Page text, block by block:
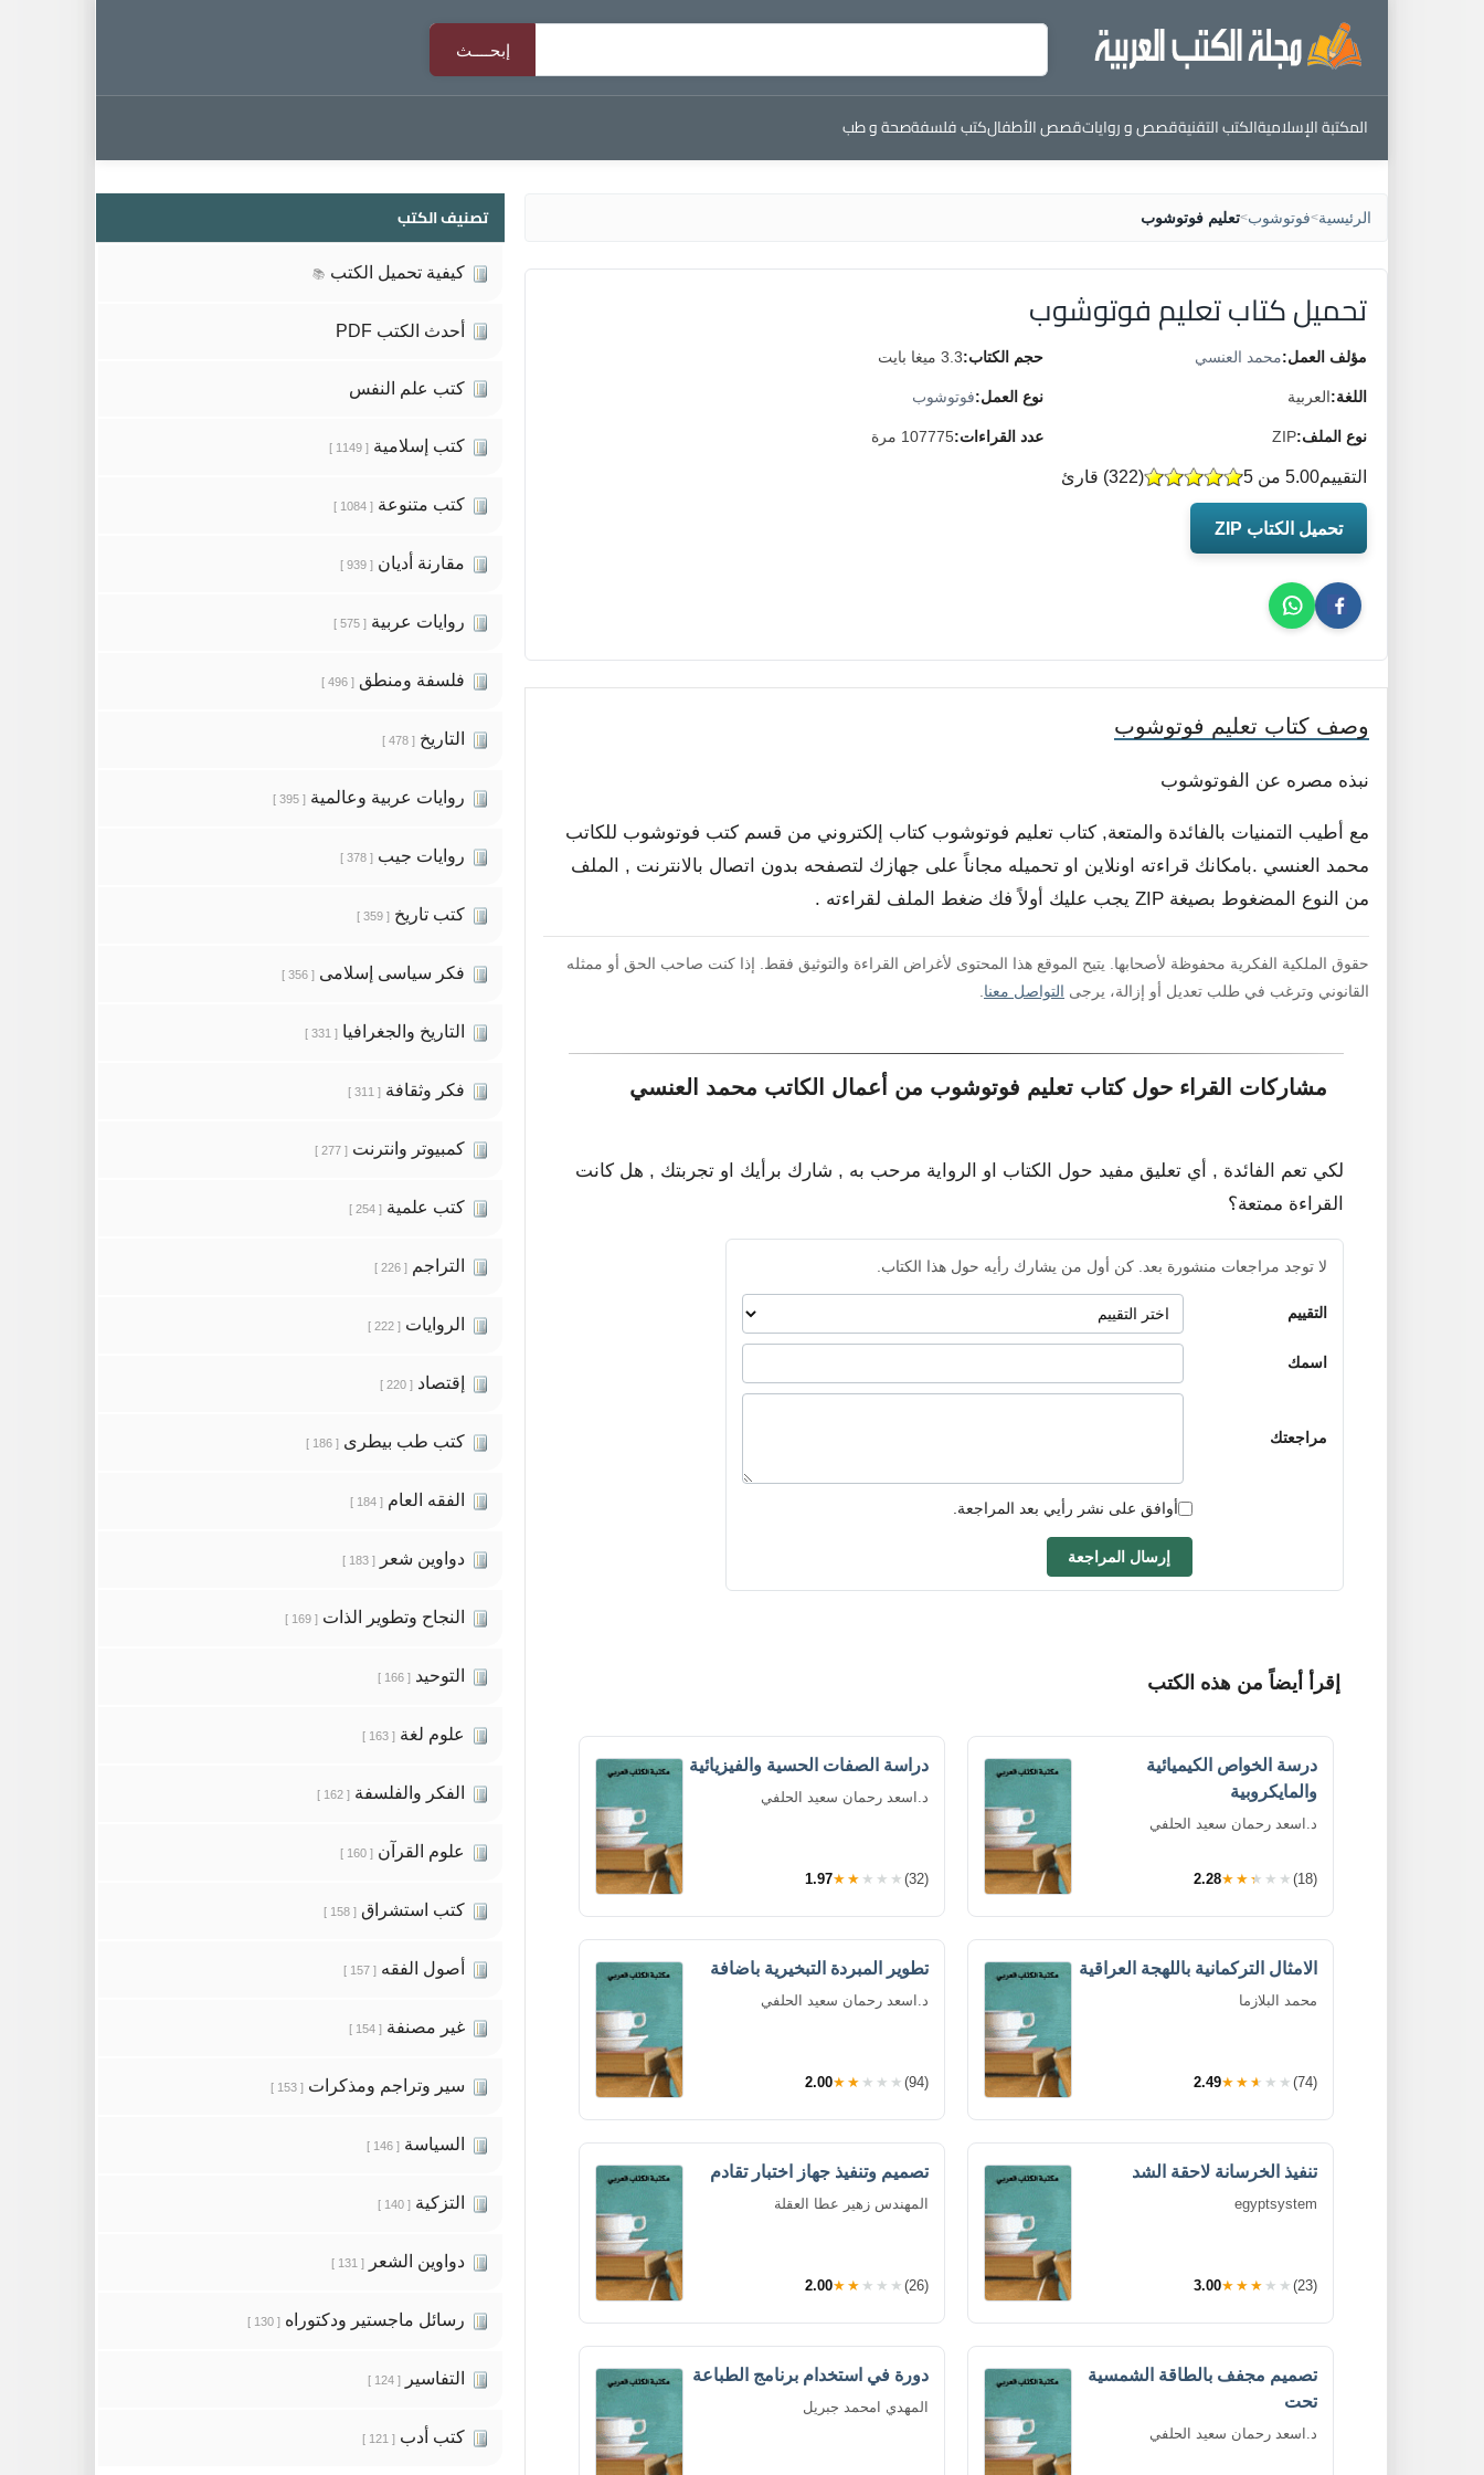
المكتبة الإسلاميةالكتب التقنيةقصص و رواياتقصص الأطفالكتب فلسفةصحة و طب
الرئيسية>فوتوشوب>تعليم فوتوشوب
تحميل كتاب تعليم فوتوشوب
مؤلف العمل:محمد العنسي حجم الكتاب:3.3 ميغا بايت
اللغة:العربية نوع العمل:فوتوشوب
نوع الملف:ZIP عدد القراءات:107775 مرة
التقييم (
322) قارئ 5.00 من 5
تحميل الكتاب ZIP
وصف كتاب تعليم فوتوشوب
نبذه مصره عن الفوتوشوب
مع أطيب التمنيات بالفائدة والمتعة, كتاب تعليم فوتوشوب كتاب إلكتروني من قسم كتب فوتوشوب للكاتب
محمد العنسي .بامكانك قراءته اونلاين او تحميله مجاناً على جهازك لتصفحه بدون اتصال بالانترنت , الملف
من النوع المضغوط بصيغة ZIP يجب عليك أولاً فك ضغط الملف لقراءته .
حقوق الملكية الفكرية محفوظة لأصحابها. يتيح الموقع هذا المحتوى لأغراض القراءة والتوثيق فقط. إذا كنت صاحب الحق أو ممثله
القانوني وترغب في طلب تعديل أو إزالة، يرجى التواصل معنا
مشاركات القراء حول كتاب تعليم فوتوشوب من أعمال الكاتب محمد العنسي
لكي تعم الفائدة , أي تعليق مفيد حول الكتاب او الرواية مرحب به , شارك برأيك او تجربتك , هل كانت
القراءة ممتعة؟
لا توجد مراجعات منشورة بعد. كن أول من يشارك رأيه حول هذا الكتاب.
التقييم
اسمك
مراجعتك
أوافق على نشر رأيي بعد المراجعة.
إرسال المراجعة
إقرأ أيضاً من هذه الكتب
درسة الخواص الكيميائية
والمايكروبية
د.اسعد رحمان سعيد الحلفي
2.28★★★★★ (18)
دراسة الصفات الحسية والفيزيائية
د.اسعد رحمان سعيد الحلفي
1.97★★★★★ (32)
الامثال التركمانية باللهجة العراقية
محمد البلازما
2.49★★★★★ (74)
تطوير المبردة التبخيرية باضافة
د.اسعد رحمان سعيد الحلفي
2.00★★★★★ (94)
تنفيذ الخرسانة لاحقة الشد
egyptsystem
3.00★★★★★ (23)
تصميم وتنفيذ جهاز اختبار تقادم
المهندس زهير عطا العقلة
2.00★★★★★ (26)
تصميم مجفف بالطاقة الشمسية
تحت
د.اسعد رحمان سعيد الحلفي
دورة في استخدام برنامج الطباعة
المهدي امحمد جبريل
تصنيف الكتب
كيفية تحميل الكتب 📚
أحدث الكتب PDF
كتب علم النفس
كتب إسلامية [ 1149 ]
كتب متنوعة [ 1084 ]
مقارنة أديان [ 939 ]
روايات عربية [ 575 ]
فلسفة ومنطق [ 496 ]
التاريخ [ 478 ]
روايات عربية وعالمية [ 395 ]
روايات جيب [ 378 ]
كتب تاريخ [ 359 ]
فكر سياسى إسلامى [ 356 ]
التاريخ والجغرافيا [ 331 ]
فكر وثقافة [ 311 ]
كمبيوتر وانترنت [ 277 ]
كتب علمية [ 254 ]
التراجم [ 226 ]
الروايات [ 222 ]
إقتصاد [ 220 ]
كتب طب بيطرى [ 186 ]
الفقه العام [ 184 ]
دواوين شعر [ 183 ]
النجاح وتطوير الذات [ 169 ]
التوحيد [ 166 ]
علوم لغة [ 163 ]
الفكر والفلسفة [ 162 ]
علوم القرآن [ 160 ]
كتب استشراق [ 158 ]
أصول الفقه [ 157 ]
غير مصنفة [ 154 ]
سير وتراجم ومذكرات [ 153 ]
السياسة [ 146 ]
التزكية [ 140 ]
دواوين الشعر [ 131 ]
رسائل ماجستير ودكتوراه [ 130 ]
التفاسير [ 124 ]
كتب أدب [ 121 ]